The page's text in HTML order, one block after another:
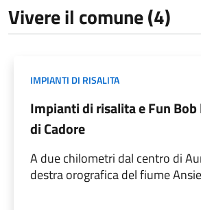
Vivere il comune (4)
IMPIANTI DI RISALITA
Impianti di risalita e Fun Bob
di Cadore
A due chilometri dal centro di
destra orografica del fiume